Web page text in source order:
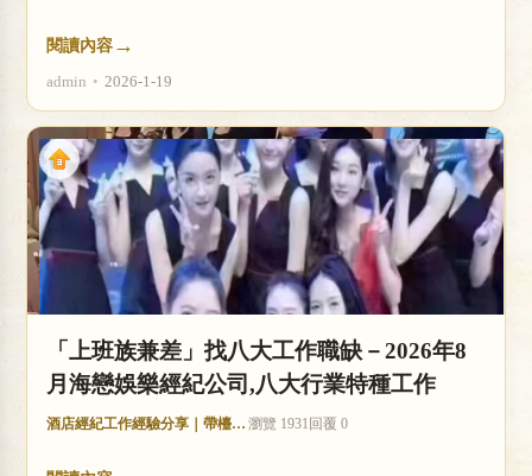
閱讀內容 →
admin • 2026-1-19
「上班族兼差」找八大工作職缺－2026年8
月海戀娛樂經紀公司,八大行業特種工作
酒店經紀工作經驗分享｜帶檯技巧與收入分析 瀏覽 1931 回覆 0